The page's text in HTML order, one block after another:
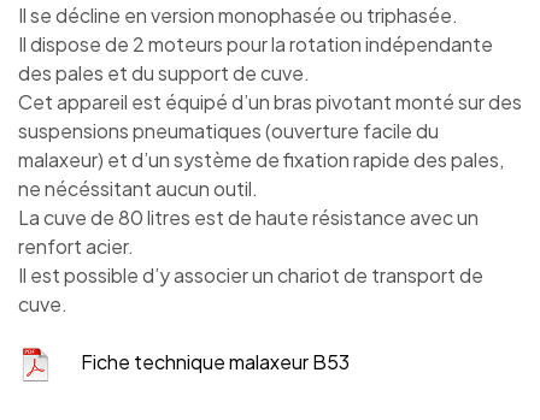
Il se décline en version monophasée ou triphasée.
Il dispose de 2 moteurs pour la rotation indépendante
des pales et du support de cuve.
Cet appareil est équipé d’un bras pivotant monté sur des
suspensions pneumatiques (ouverture facile du
malaxeur) et d’un système de fixation rapide des pales,
ne nécéssitant aucun outil.
La cuve de 80 litres est de haute résistance avec un
renfort acier.
Il est possible d’y associer un chariot de transport de
cuve.
Fiche technique malaxeur B53